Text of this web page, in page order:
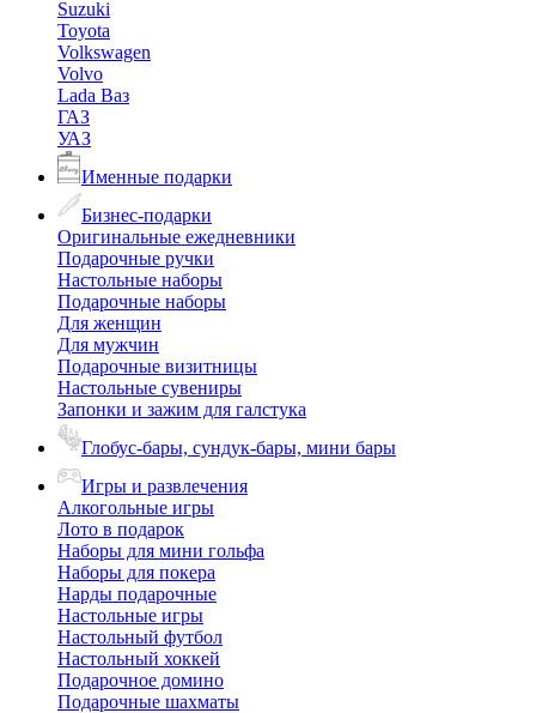
Suzuki
Toyota
Volkswagen
Volvo
Lada Ваз
ГАЗ
УАЗ
Именные подарки
Бизнес-подарки
Оригинальные ежедневники
Подарочные ручки
Настольные наборы
Подарочные наборы
Для женщин
Для мужчин
Подарочные визитницы
Настольные сувениры
Запонки и зажим для галстука
Глобус-бары, сундук-бары, мини бары
Игры и развлечения
Алкогольные игры
Лото в подарок
Наборы для мини гольфа
Наборы для покера
Нарды подарочные
Настольные игры
Настольный футбол
Настольный хоккей
Подарочное домино
Подарочные шахматы